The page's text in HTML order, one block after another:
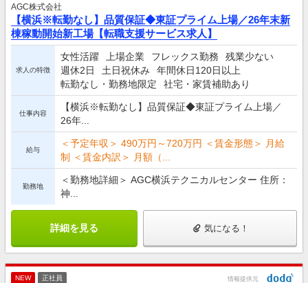
AGC株式会社
【横浜※転勤なし】品質保証◆東証プライム上場／26年末新
棟稼動開始新工場【転職支援サービス求人】
求人の特徴
女性活躍 上場企業 フレックス勤務
残業少ない
週休2日
土日祝休み
年間休日120日以上
転勤なし・勤務地限定
社宅・家賃補助あり
仕事内容
【横浜※転勤なし】品質保証◆東証プライム上場／
26年...
給与
＜予定年収＞ 490万円～720万円 ＜賃金形態＞ 月給
制 ＜賃金内訳＞ 月額（...
勤務地
＜勤務地詳細＞ AGC横浜テクニカルセンター 住所：
神...
詳細を見る 気になる！
NEW 正社員 情報提供元